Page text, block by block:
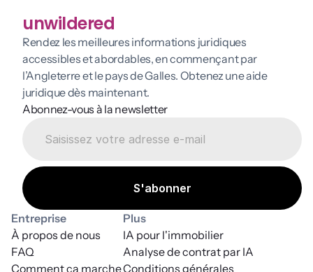
unwildered
Rendez les meilleures informations juridiques
accessibles et abordables, en commençant par
l’Angleterre et le pays de Galles. Obtenez une aide
juridique dès maintenant.
Abonnez-vous à la newsletter
Entreprise
À propos de nous
FAQ
Comment ça marche
Plus
Conditions générales
Analyse de contrat par IA
IA pour l'immobilier